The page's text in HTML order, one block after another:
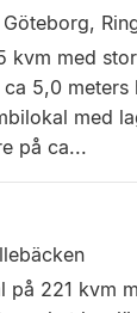
Göteborg,
kvm med
5,0 meters
med
på ca...
på 221 kvm